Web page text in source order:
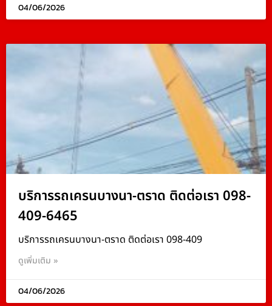
04/06/2026
บริการรถเครนบางนา-ตราด ติดต่อเรา 098-
409-6465
บริการรถเครนบางนา-ตราด ติดต่อเรา 098-409
ดูเพิ่มเติม »
04/06/2026